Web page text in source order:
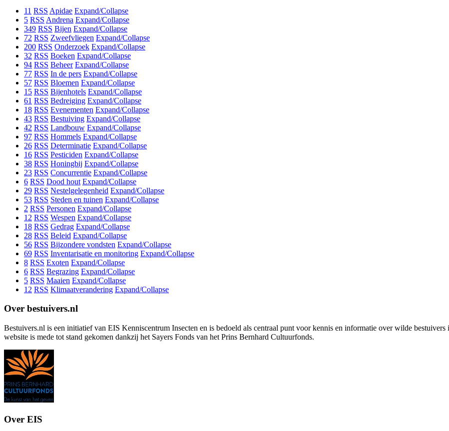
11 RSS Apidae Expand/Collapse
5 RSS Andrena Expand/Collapse
349 RSS Bijen Expand/Collapse
72 RSS Zweefvliegen Expand/Collapse
200 RSS Onderzoek Expand/Collapse
32 RSS Boeken Expand/Collapse
94 RSS Beheer Expand/Collapse
77 RSS In de pers Expand/Collapse
57 RSS Bloemen Expand/Collapse
15 RSS Bijenhotels Expand/Collapse
61 RSS Bedreiging Expand/Collapse
18 RSS Evenementen Expand/Collapse
43 RSS Bestuiving Expand/Collapse
42 RSS Landbouw Expand/Collapse
97 RSS Hommels Expand/Collapse
26 RSS Determinatie Expand/Collapse
16 RSS Pesticiden Expand/Collapse
38 RSS Honingbij Expand/Collapse
23 RSS Concurrentie Expand/Collapse
6 RSS Dood hout Expand/Collapse
29 RSS Nestelgelegenheid Expand/Collapse
53 RSS Steden en tuinen Expand/Collapse
2 RSS Personen Expand/Collapse
12 RSS Wespen Expand/Collapse
18 RSS Gedrag Expand/Collapse
28 RSS Beleid Expand/Collapse
56 RSS Bijzondere vondsten Expand/Collapse
69 RSS Inventarisatie en monitoring Expand/Collapse
8 RSS Exoten Expand/Collapse
6 RSS Begrazing Expand/Collapse
5 RSS Maaien Expand/Collapse
12 RSS Klimaatverandering Expand/Collapse
Over bestuivers.nl
Bestuivers.nl is een initiatief van EIS Kenniscentrum Insecten en is bedoeld als centraal punt voor kennis en informatie over wilde
website is mede tot stand gekomen dankzij het Sayers Fonds van het Prins Bernhard Cultuurfonds.
Over EIS